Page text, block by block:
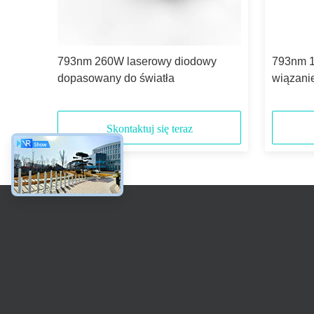
793nm 260W laserowy diodowy
dopasowany do światła
Skontaktuj się teraz
793nm